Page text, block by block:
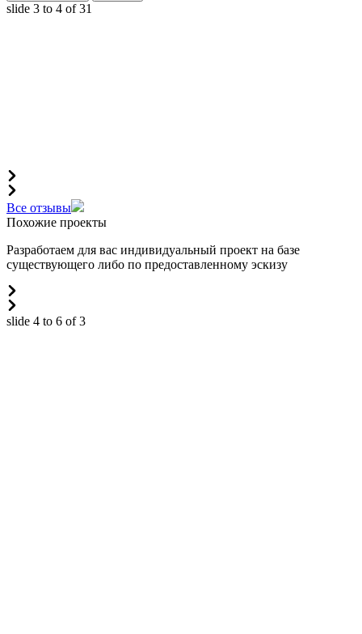
slide 3 to 4 of 31
Все отзывы
Похожие проекты
Разработаем для вас индивидуальный проект на базе
существующего либо по предоставленному эскизу
slide 4 to 6 of 3